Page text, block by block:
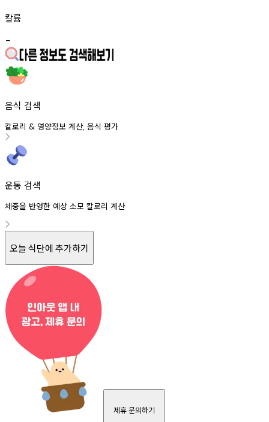
칼륨
-
음식 검색
칼로리 & 영양정보 계산, 음식 평가
운동 검색
체중을 반영한 예상 소모 칼로리 계산
오늘 식단에 추가하기
제휴 문의하기